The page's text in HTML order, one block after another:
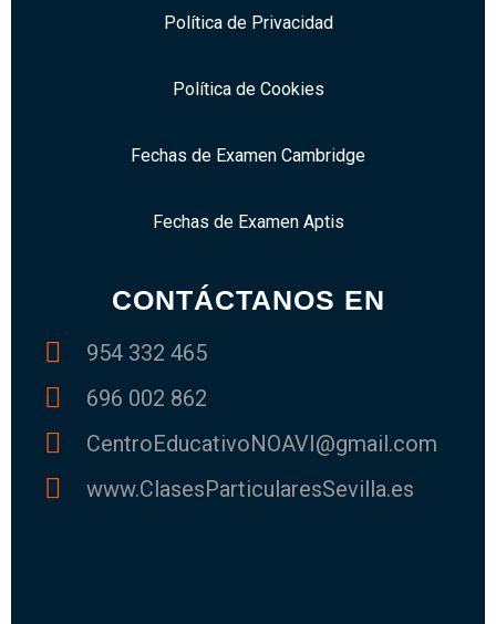
Política de Privacidad
Política de Cookies
Fechas de Examen Cambridge
Fechas de Examen Aptis
CONTÁCTANOS EN
954 332 465
696 002 862
CentroEducativoNOAVI@gmail.com
www.ClasesParticularesSevilla.es